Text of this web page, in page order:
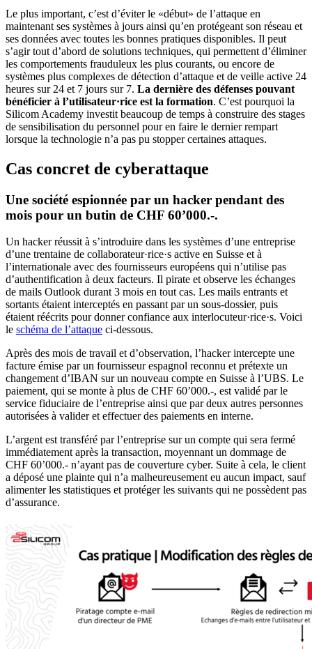
Le plus important, c’est d’éviter le «début» de l’attaque en
maintenant ses systèmes à jours ainsi qu’en protégeant son réseau et
ses données avec toutes les bonnes pratiques disponibles. Il peut
s’agir tout d’abord de solutions techniques, qui permettent d’éliminer
les comportements frauduleux les plus courants, ou encore de
systèmes plus complexes de détection d’attaque et de veille active 24
heures sur 24 et 7 jours sur 7. La dernière des défenses pouvant
bénéficier à l’utilisateur·rice est la formation. C’est pourquoi la
Silicom Academy investit beaucoup de temps à construire des stages
de sensibilisation du personnel pour en faire le dernier rempart
lorsque la technologie n’a pas pu stopper certaines attaques.
Cas concret de cyberattaque
Une société espionnée par un hacker pendant des
mois pour un butin de CHF 60’000.-.
Un hacker réussit à s’introduire dans les systèmes d’une entreprise
d’une trentaine de collaborateur·rice·s active en Suisse et à
l’internationale avec des fournisseurs européens qui n’utilise pas
d’authentification à deux facteurs. Il pirate et observe les échanges
de mails Outlook durant 3 mois en tout cas. Les mails entrants et
sortants étaient interceptés en passant par un sous-dossier, puis
étaient réécrits pour donner confiance aux interlocuteur·rice·s. Voici
le schéma de l’attaque ci-dessous.
Après des mois de travail et d’observation, l’hacker intercepte une
facture émise par un fournisseur espagnol reconnu et prétexte un
changement d’IBAN sur un nouveau compte en Suisse à l’UBS. Le
paiement, qui se monte à plus de CHF 60’000.-, est validé par le
service fiduciaire de l’entreprise ainsi que par deux autres personnes
autorisées à valider et effectuer des paiements en interne.
L’argent est transféré par l’entreprise sur un compte qui sera fermé
immédiatement après la transaction, moyennant un dommage de
CHF 60’000.- n’ayant pas de couverture cyber. Suite à cela, le client
a déposé une plainte qui n’a malheureusement eu aucun impact, sauf
alimenter les statistiques et protéger les suivants qui ne possèdent pas
d’assurance.